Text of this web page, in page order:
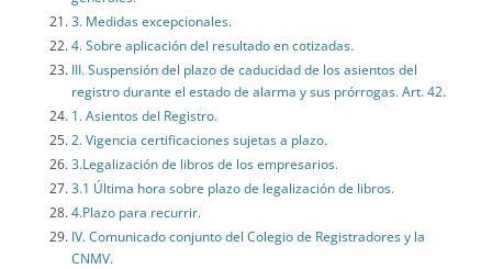
3. Medidas excepcionales.
4. Sobre aplicación del resultado en cotizadas.
III. Suspensión del plazo de caducidad de los asientos del
registro durante el estado de alarma y sus prórrogas. Art. 42.
1. Asientos del Registro.
2. Vigencia certificaciones sujetas a plazo.
3.Legalización de libros de los empresarios.
3.1 Última hora sobre plazo de legalización de libros.
4.Plazo para recurrir.
IV. Comunicado conjunto del Colegio de Registradores y la
CNMV.